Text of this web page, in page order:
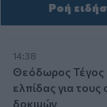
Ροή
14:38
Θεόδωρος
ελπίδας για
δοκιμών